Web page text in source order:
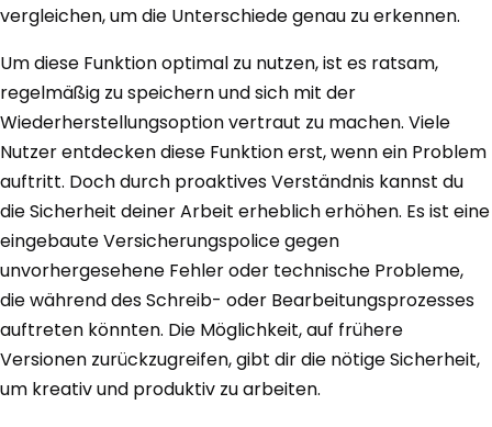
vergleichen, um die Unterschiede genau zu erkennen.
Um diese Funktion optimal zu nutzen, ist es ratsam,
regelmäßig zu speichern und sich mit der
Wiederherstellungsoption vertraut zu machen. Viele
Nutzer entdecken diese Funktion erst, wenn ein Problem
auftritt. Doch durch proaktives Verständnis kannst du
die Sicherheit deiner Arbeit erheblich erhöhen. Es ist eine
eingebaute Versicherungspolice gegen
unvorhergesehene Fehler oder technische Probleme,
die während des Schreib- oder Bearbeitungsprozesses
auftreten könnten. Die Möglichkeit, auf frühere
Versionen zurückzugreifen, gibt dir die nötige Sicherheit,
um kreativ und produktiv zu arbeiten.